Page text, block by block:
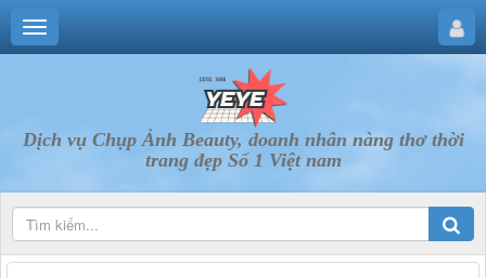
Dịch vụ Chụp Ảnh Beauty, doanh nhân nàng thơ thời
trang đẹp Số 1 Việt nam